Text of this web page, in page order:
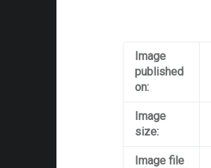
Image
published
on:
Image
size:
Image file